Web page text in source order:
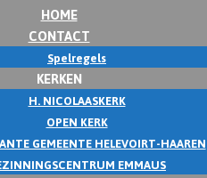
HOME
CONTACT
Spelregels
KERKEN
H. NICOLAASKERK
OPEN KERK
GEMEENTE HELEVOIRT-HAAREN
EMMAUS